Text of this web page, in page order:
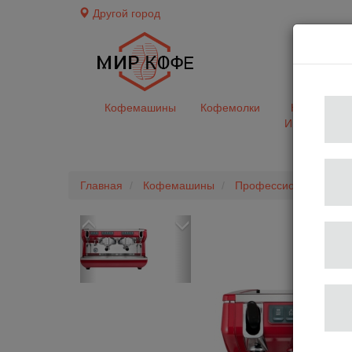
Другой город
Кофемашины Кофемолки
Кофе&Чай
Ингредиенты
Главная Кофемашины Профессиональные
Previous